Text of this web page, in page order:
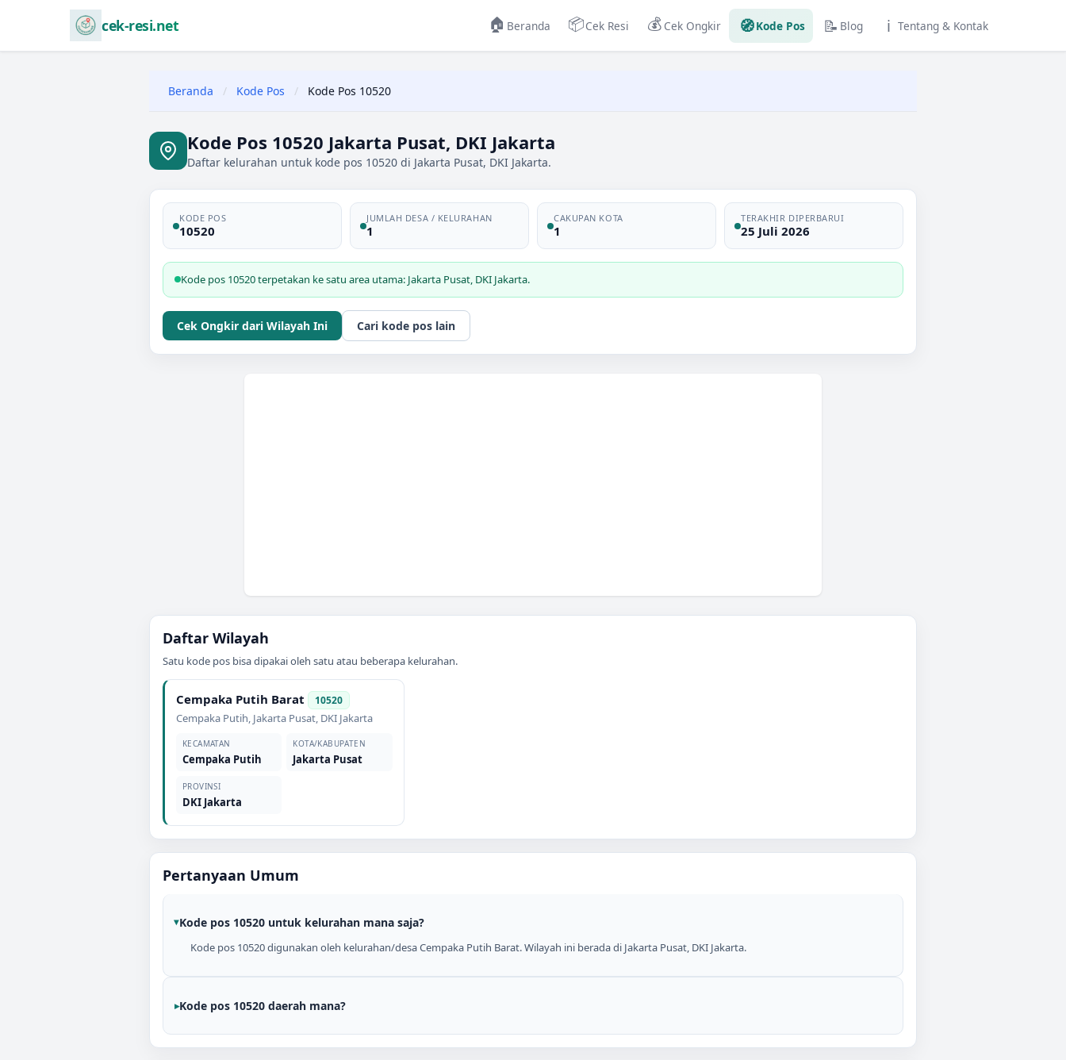
cek-resi.net 🏠 Beranda 📦Cek Resi 💰 Cek Ongkir 🧭Kode Pos 📝 Blog ℹ️ Tentang & Kontak
Beranda / Kode Pos / Kode Pos 10520
Kode Pos 10520 Jakarta Pusat, DKI Jakarta
Daftar kelurahan untuk kode pos 10520 di Jakarta Pusat, DKI Jakarta.
KODE POS
10520
JUMLAH DESA / KELURAHAN
1
CAKUPAN KOTA
1
TERAKHIR DIPERBARUI
25 Juli 2026
Kode pos 10520 terpetakan ke satu area utama: Jakarta Pusat, DKI Jakarta.
Cek Ongkir dari Wilayah Ini Cari kode pos lain
Daftar Wilayah
Satu kode pos bisa dipakai oleh satu atau beberapa kelurahan.
Cempaka Putih Barat 10520
Cempaka Putih, Jakarta Pusat, DKI Jakarta
KECAMATAN
Cempaka Putih
KOTA/KABUPATEN
Jakarta Pusat
PROVINSI
DKI Jakarta
Pertanyaan Umum
Kode pos 10520 untuk kelurahan mana saja?
Kode pos 10520 digunakan oleh kelurahan/desa Cempaka Putih Barat. Wilayah ini berada di Jakarta Pusat, DKI Jakarta.
Kode pos 10520 daerah mana?